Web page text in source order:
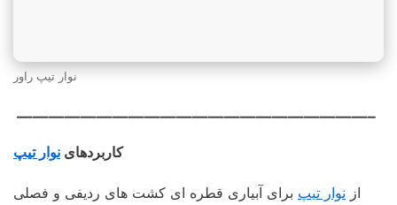
نوار تیپ راور
——————————————————————–
کاربردهای نوار تیپ
از نوار تیپ برای آبیاری قطره ای کشت های ردیفی و فصلی